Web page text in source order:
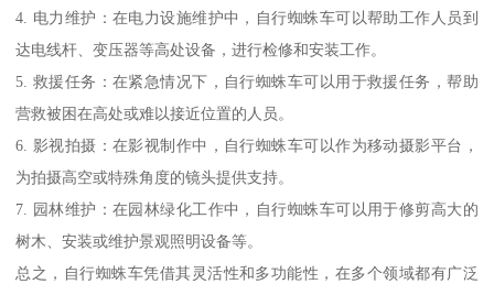
4. 电力维护：在电力设施维护中，自行蜘蛛车可以帮助工作人员到
达电线杆、变压器等高处设备，进行检修和安装工作。
5. 救援任务：在紧急情况下，自行蜘蛛车可以用于救援任务，帮助
营救被困在高处或难以接近位置的人员。
6. 影视拍摄：在影视制作中，自行蜘蛛车可以作为移动摄影平台，
为拍摄高空或特殊角度的镜头提供支持。
7. 园林维护：在园林绿化工作中，自行蜘蛛车可以用于修剪高大的
树木、安装或维护景观照明设备等。
总之，自行蜘蛛车凭借其灵活性和多功能性，在多个领域都有广泛